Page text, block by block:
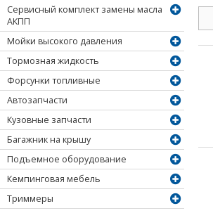
Сервисный комплект замены масла
АКПП
Мойки высокого давления
Тормозная жидкость
Форсунки топливные
Автозапчасти
Кузовные запчасти
Багажник на крышу
Подъемное оборудование
Кемпинговая мебель
Триммеры